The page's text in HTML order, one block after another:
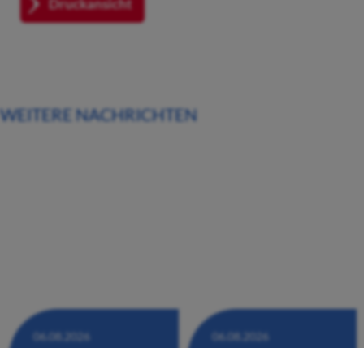
Druckansicht
WEITERE NACHRICHTEN
06.08.2026 06.08.2026